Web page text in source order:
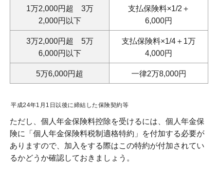
1万2,000円超 3万
2,000円以下
支払保険料×1/2＋
6,000円
3万2,000円超 5万
6,000円以下
支払保険料×1/4＋1万
4,000円
5万6,000円超 一律2万8,000円
平成24年1月1日以後に締結した保険契約等
ただし、個人年金保険料控除を受けるには、個人年金保
険に「個人年金保険料税制適格特約」を付加する必要が
ありますので、加入をする際はこの特約が付加されてい
るかどうか確認しておきましょう。